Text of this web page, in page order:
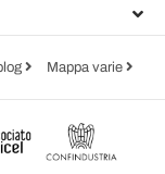
Mappa varie